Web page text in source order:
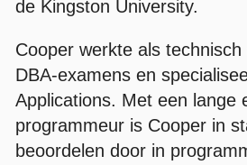
de Kingston University.
Cooper werkte als technisch
DBA-examens en
Applications. Met een lange
programmeur is Cooper in
beoordelen door in